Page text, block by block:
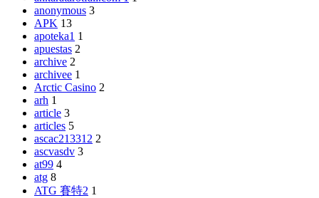
anonymous 3
APK 13
apoteka1 1
apuestas 2
archive 2
archivee 1
Arctic Casino 2
arh 1
article 3
articles 5
ascac213312 2
ascvasdv 3
at99 4
atg 8
ATG 賽特2 1